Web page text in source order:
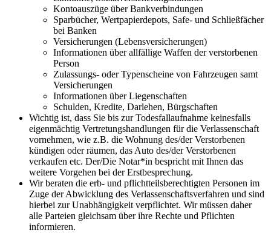
Kontoauszüge über Bankverbindungen
Sparbücher, Wertpapierdepots, Safe- und Schließfächer
bei Banken
Versicherungen (Lebensversicherungen)
Informationen über allfällige Waffen der verstorbenen
Person
Zulassungs- oder Typenscheine von Fahrzeugen samt
Versicherungen
Informationen über Liegenschaften
Schulden, Kredite, Darlehen, Bürgschaften
Wichtig ist, dass Sie bis zur Todesfallaufnahme keinesfalls
eigenmächtig Vertretungshandlungen für die Verlassenschaft
vornehmen, wie z.B. die Wohnung des/der Verstorbenen
kündigen oder räumen, das Auto des/der Verstorbenen
verkaufen etc. Der/Die Notar*in bespricht mit Ihnen das
weitere Vorgehen bei der Erstbesprechung.
Wir beraten die erb- und pflichtteilsberechtigten Personen im
Zuge der Abwicklung des Verlassenschaftsverfahren und sind
hierbei zur Unabhängigkeit verpflichtet. Wir müssen daher
alle Parteien gleichsam über ihre Rechte und Pflichten
informieren.